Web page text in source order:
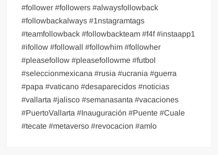
#follower #followers #alwaysfollowback
#followbackalways #1nstagramtags
#teamfollowback #followbackteam #f4f #instaapp1
#ifollow #followall #followhim #followher
#pleasefollow #pleasefollowme #futbol
#seleccionmexicana #rusia #ucrania #guerra
#papa #vaticano #desaparecidos #noticias
#vallarta #jalisco #semanasanta #vacaciones
#PuertoVallarta #Inauguración #Puente #Cuale
#tecate #metaverso #revocacion #amlo